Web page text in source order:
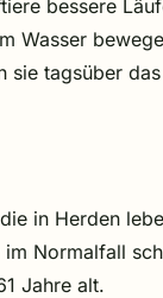
bessere
Wasser
sie tagsüber
in Herden
im Normalfall
Jahre alt.